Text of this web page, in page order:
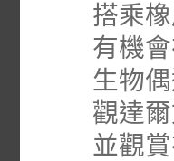
搭乘
有機
生物
觀達
並觀